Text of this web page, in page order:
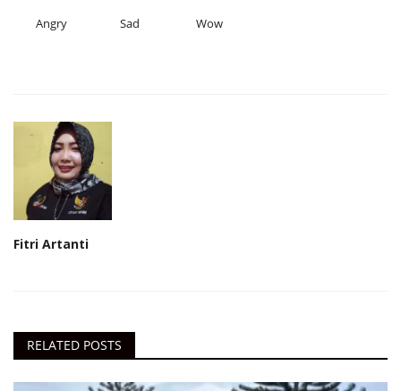
Angry Sad Wow
Fitri Artanti
RELATED POSTS